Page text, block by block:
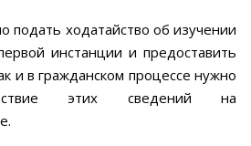
подать ходатайство об изучении
инстанции и предоставить
и в гражданском процессе нужно
этих сведений на